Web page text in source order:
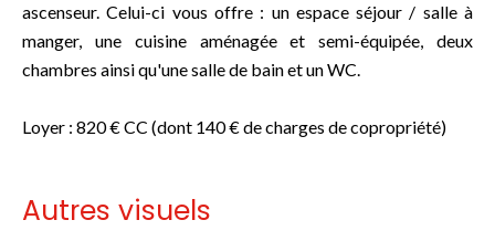
ascenseur. Celui-ci vous offre : un espace séjour / salle à
manger, une cuisine aménagée et semi-équipée, deux
chambres ainsi qu'une salle de bain et un WC.
Loyer : 820 € CC (dont 140 € de charges de copropriété)
Autres visuels